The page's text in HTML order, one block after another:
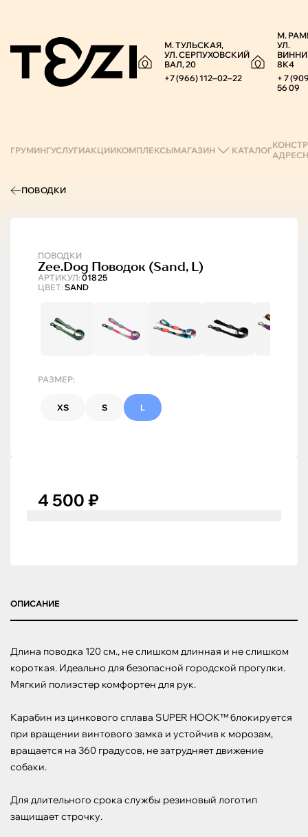
М. ТУЛЬСКАЯ,
УЛ. СЕРПУХОВСКИЙ
ВАЛ, 20
+7 (966) 112‒02‒22
М.
УЛ.
8К4
+ 7
56 09
ГРУМИНГУСЛУГИАКЦИИКОМПЛЕКСЫМАГАЗИН КАТАЛОГ
ПОВОДКИ
ПОВОДКИ
АРТИКУЛ: 01825
Zee.Dog Поводок (sand, L)
ЦВЕТ: SAND
РАЗМЕР:
XS S L
4 500 ₽
ОПИСАНИЕ
Длина поводка 120 см., не слишком длинная и не слишком
короткая. Идеально для безопасной городской прогулки.
Мягкий полиэстер комфортен для рук.
Карабин из цинкового сплава SUPER HOOK™ блокируется
при вращении винтового замка и устойчив к морозам,
вращается на 360 градусов, не затрудняет движение
собаки.
Для длительного срока службы резиновый логотип
защищает строчку.